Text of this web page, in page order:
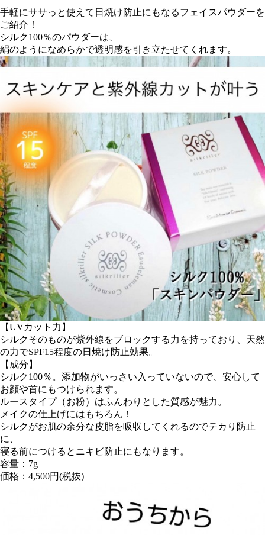
手軽にササっと使えて日焼け防止にもなるフェイスパウダーを
ご紹介！
シルク100％のパウダーは、
絹のようになめらかで透明感を引き立たせてくれます。
【UVカット力】
シルクそのものが紫外線をブロックする力を持っており、天然
の力でSPF15程度の日焼け防止効果。
【成分】
シルク100％。添加物がいっさい入っていないので、安心して
お顔や首にもつけられます。
ルースタイプ（お粉）はふんわりとした質感が魅力。
メイクの仕上げにはもちろん！
シルクがお肌の余分な皮脂を吸収してくれるのでテカり防止
に、
寝る前につけるとニキビ防止にもなります。
容量：7g
価格：4,500円(税抜)